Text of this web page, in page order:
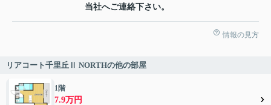
当社へご連絡下さい。
情報の見方
リアコート千里丘Ⅱ NORTHの他の部屋
1階
7.9万円